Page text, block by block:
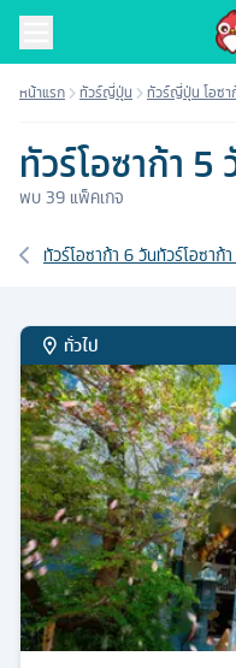
หน้าแรก ทัวร์ญี่ปุ่น ทัวร์ญี่ปุ่น โอซา
ทัวร์โอซาก้า 5
พบ39 แพ็คเกจ
เส้นทางที่เกี่ยวข้อง
ทัวร์โอซาก้า 6 วันทัวร์โอซาก้
ทั่วไป